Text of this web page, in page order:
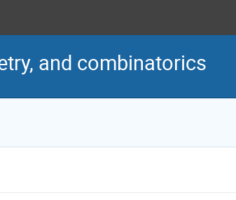
and combinatorics